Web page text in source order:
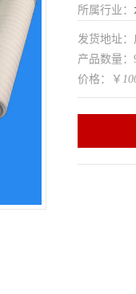
所属行业：
发货地址
产品数量：
价格：￥